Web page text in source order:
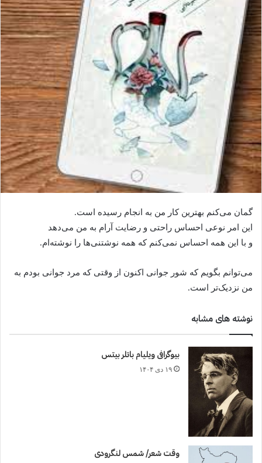
گمان می‌کنم بهترین کار من به انجام رسیده است.
این امر نوعی احساس راحتی و رضایت آرام به من می‌دهد
و با این همه احساس نمی‌کنم که همه نوشتنی‌ها را نوشته‌ام.
می‌توانم بگویم که شور جوانی اکنون از وقتی که مرد جوانی بودم به
من نزدیک‌تر است.
نوشته های مشابه
بیوگرافی ویلیام باتلر بیتس
۱۹ دی ۱۴۰۴
وقت شعر/ شمس لنگرودی